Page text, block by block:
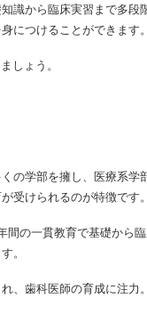
識から臨床実習まで多
につけることができます。
しょう。
の学部を擁し、医療系
受けられるのが特徴です。
間の一貫教育で基礎か
。
、歯科医師の育成に注